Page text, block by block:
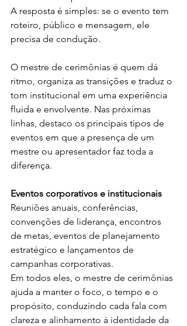
A resposta é simples: se o evento tem
roteiro, público e mensagem, ele
precisa de condução.
O mestre de cerimônias é quem dá
ritmo, organiza as transições e traduz o
tom institucional em uma experiência
fluida e envolvente. Nas próximas
linhas, destaco os principais tipos de
eventos em que a presença de um
mestre ou apresentador faz toda a
diferença.
Eventos corporativos e institucionais
Reuniões anuais, conferências,
convenções de liderança, encontros
de metas, eventos de planejamento
estratégico e lançamentos de
campanhas corporativas.
Em todos eles, o mestre de cerimônias
ajuda a manter o foco, o tempo e o
propósito, conduzindo cada fala com
clareza e alinhamento à identidade da